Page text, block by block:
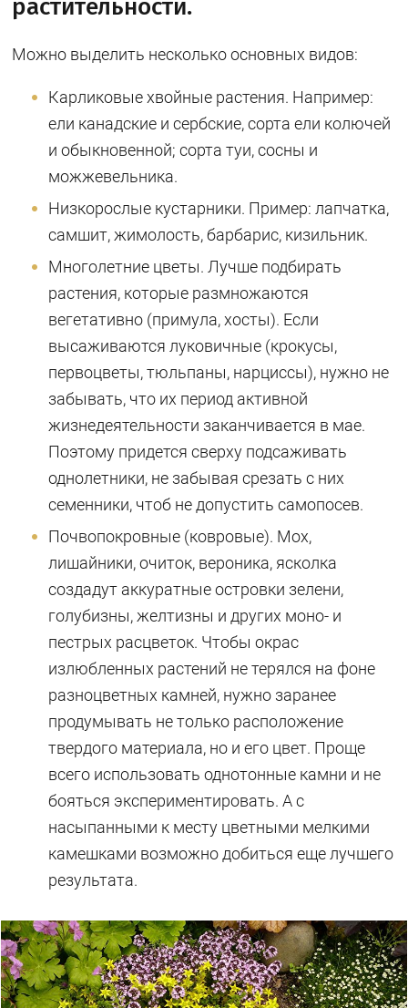
растительности.
Можно выделить несколько основных видов:
Карликовые хвойные растения. Например:
ели канадские и сербские, сорта ели колючей
и обыкновенной; сорта туи, сосны и
можжевельника.
Низкорослые кустарники. Пример: лапчатка,
самшит, жимолость, барбарис, кизильник.
Многолетние цветы. Лучше подбирать
растения, которые размножаются
вегетативно (примула, хосты). Если
высаживаются луковичные (крокусы,
первоцветы, тюльпаны, нарциссы), нужно не
забывать, что их период активной
жизнедеятельности заканчивается в мае.
Поэтому придется сверху подсаживать
однолетники, не забывая срезать с них
семенники, чтоб не допустить самопосев.
Почвопокровные (ковровые). Мох,
лишайники, очиток, вероника, ясколка
создадут аккуратные островки зелени,
голубизны, желтизны и других моно- и
пестрых расцветок. Чтобы окрас
излюбленных растений не терялся на фоне
разноцветных камней, нужно заранее
продумывать не только расположение
твердого материала, но и его цвет. Проще
всего использовать однотонные камни и не
бояться экспериментировать. А с
насыпанными к месту цветными мелкими
камешками возможно добиться еще лучшего
результата.